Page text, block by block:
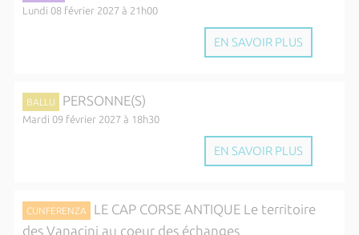
Lundi 08 février 2027 à 21h00
EN SAVOIR PLUS
BALLU PERSONNE(S)
Mardi 09 février 2027 à 18h30
EN SAVOIR PLUS
CUNFERENZA
LE CAP CORSE ANTIQUE Le territoire
des Vanacini au coeur des échanges